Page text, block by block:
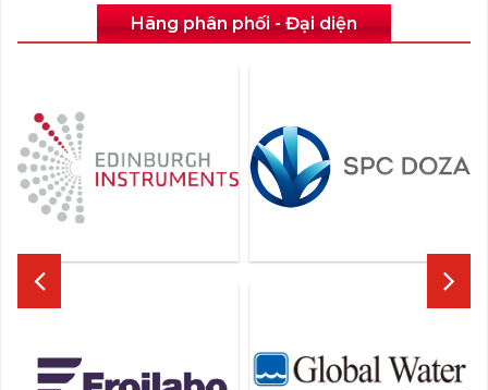
Hãng phân phối - Đại diện